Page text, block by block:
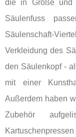
die in Größe und
Säulenfuss
Säulenschaft-
Verkleidung des
den Säulenkopf -
mit einer
Außerdem haben
Zubehör